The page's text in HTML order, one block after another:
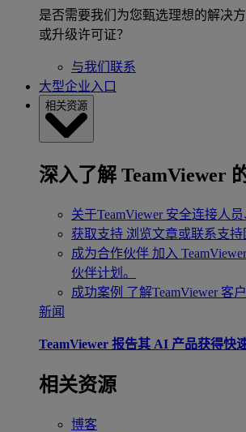
是否需要我们为您甄选理想的解决
或升级许可证？
与我们联系
大型企业入口
相关资源
深入了解 TeamViewer
关于TeamViewer 安全连接人员
获取支持 浏览文章或联系支持
成为合作伙伴 加入
伙伴计划。
成功案例 了解TeamViewer 客
新闻
TeamViewer 报告其 AI 产品获得快
相关资源
博客